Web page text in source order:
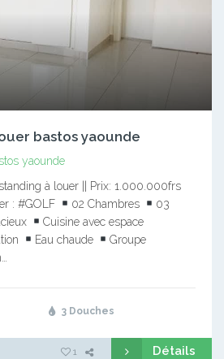
bastos yaounde
yaounde
à louer || Prix: 1.000.000frs
: #GOLF
02 Chambres
03
Cuisine avec espace
Eau chaude
Groupe
3 Douches
1 Détails